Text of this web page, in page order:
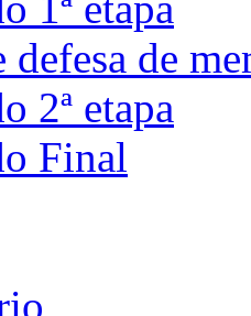
defesa de
2ª etapa
Final